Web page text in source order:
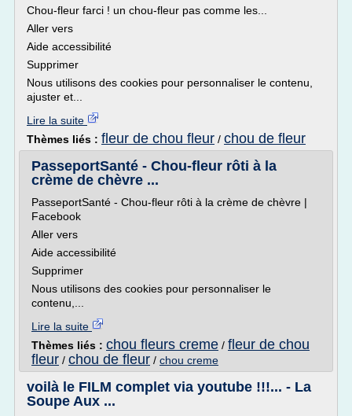
Chou-fleur farci ! un chou-fleur pas comme les...
Aller vers
Aide accessibilité
Supprimer
Nous utilisons des cookies pour personnaliser le contenu,
ajuster et...
Lire la suite
Thèmes liés : fleur de chou fleur / chou de fleur
PasseportSanté - Chou-fleur rôti à la
crème de chèvre ...
PasseportSanté - Chou-fleur rôti à la crème de chèvre |
Facebook
Aller vers
Aide accessibilité
Supprimer
Nous utilisons des cookies pour personnaliser le
contenu,...
Lire la suite
Thèmes liés : chou fleurs creme / fleur de chou
fleur / chou de fleur / chou creme
voilà le FILM complet via youtube !!!... - La
Soupe Aux ...